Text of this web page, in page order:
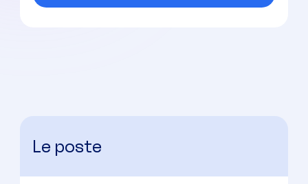
Le poste